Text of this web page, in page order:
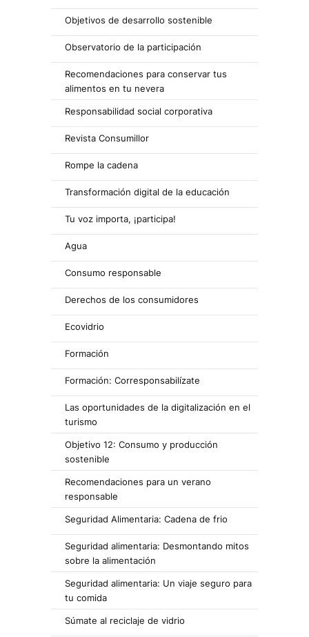
Objetivos de desarrollo sostenible
Observatorio de la participación
Recomendaciones para conservar tus
alimentos en tu nevera
Responsabilidad social corporativa
Revista Consumillor
Rompe la cadena
Transformación digital de la educación
Tu voz importa, ¡participa!
Agua
Consumo responsable
Derechos de los consumidores
Ecovidrio
Formación
Formación: Corresponsabilízate
Las oportunidades de la digitalización en el
turismo
Objetivo 12: Consumo y producción
sostenible
Recomendaciones para un verano
responsable
Seguridad Alimentaria: Cadena de frio
Seguridad alimentaria: Desmontando mitos
sobre la alimentación
Seguridad alimentaria: Un viaje seguro para
tu comida
Súmate al reciclaje de vidrio